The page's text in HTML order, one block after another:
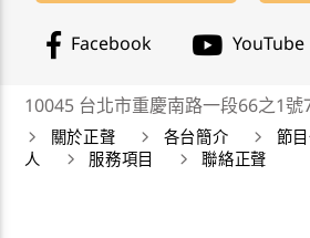
Facebook YouTube
10045 台北市重慶南路一段66之1號
關於正聲
各台簡介 節
人
服務項目 聯絡正聲